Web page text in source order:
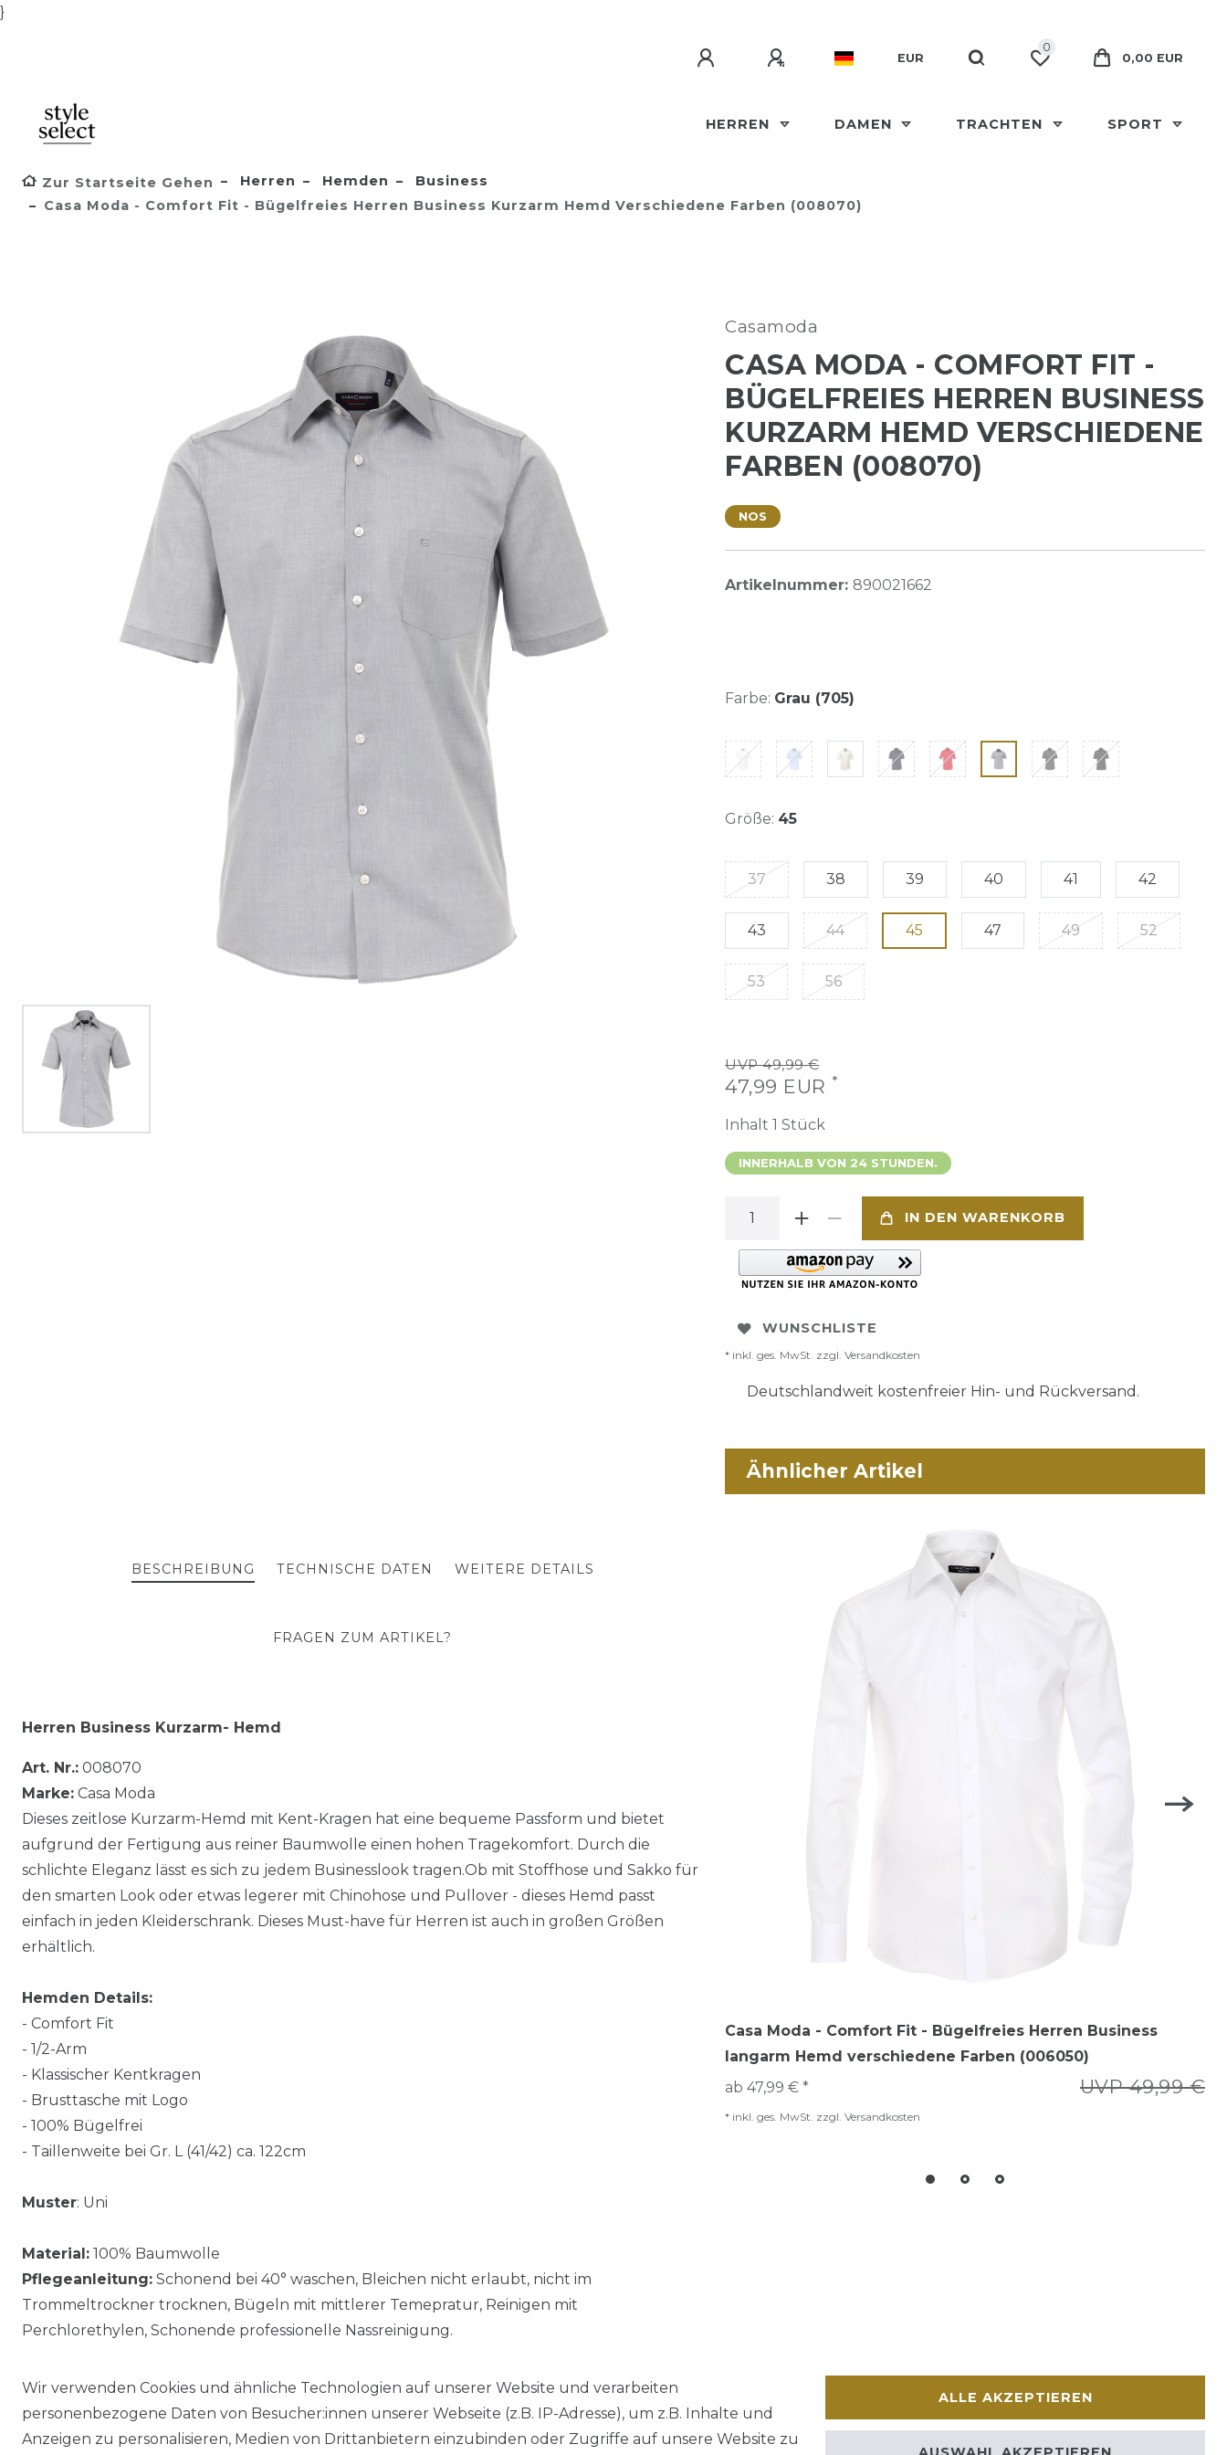
}
EUR
0
0,00 EUR
HERREN DAMEN TRACHTEN SPORT
Zur Startseite Gehen Herren Hemden
Business
Casa Moda - Comfort Fit - Bügelfreies Herren Business Kurzarm Hemd Verschiedene Farben (008070)
Casamoda
CASA MODA - COMFORT FIT -
BÜGELFREIES HERREN BUSINESS
KURZARM HEMD VERSCHIEDENE
FARBEN (008070)
NOS
Artikelnummer: 890021662
Farbe: Grau (705)
Größe: 45
37 38 39 40 41 42
43 44 45 47 49 52
53 56
UVP 49,99 €
47,99 EUR *
Inhalt 1 Stück
INNERHALB VON 24 STUNDEN.
IN DEN WARENKORB
WUNSCHLISTE
* inkl. ges. MwSt. zzgl. Versandkosten
Deutschlandweit kostenfreier Hin- und Rückversand.
BESCHREIBUNG TECHNISCHE DATEN WEITERE DETAILS
FRAGEN ZUM ARTIKEL?
Herren Business Kurzarm- Hemd
Art. Nr.: 008070
Marke: Casa Moda
Dieses zeitlose Kurzarm-Hemd mit Kent-Kragen hat eine bequeme Passform und bietet
aufgrund der Fertigung aus reiner Baumwolle einen hohen Tragekomfort. Durch die
schlichte Eleganz lässt es sich zu jedem Businesslook tragen.Ob mit Stoffhose und Sakko für
den smarten Look oder etwas legerer mit Chinohose und Pullover - dieses Hemd passt
einfach in jeden Kleiderschrank. Dieses Must-have für Herren ist auch in großen Größen
erhältlich.
Hemden Details:
- Comfort Fit
- 1/2-Arm
- Klassischer Kentkragen
- Brusttasche mit Logo
- 100% Bügelfrei
- Taillenweite bei Gr. L (41/42) ca. 122cm
Muster: Uni
Material: 100% Baumwolle
Pflegeanleitung: Schonend bei 40° waschen, Bleichen nicht erlaubt, nicht im
Trommeltrockner trocknen, Bügeln mit mittlerer Temepratur, Reinigen mit
Perchlorethylen, Schonende professionelle Nassreinigung.
Ähnlicher Artikel
Casa Moda - Comfort Fit - Bügelfreies Herren Business
langarm Hemd verschiedene Farben (006050)
UVP 49,99 €
ab 47,99 € *
* inkl. ges. MwSt. zzgl. Versandkosten
Wir verwenden Cookies und ähnliche Technologien auf unserer Website und verarbeiten
personenbezogene Daten von Besucher:innen unserer Webseite (z.B. IP-Adresse), um z.B. Inhalte und
Anzeigen zu personalisieren, Medien von Drittanbietern einzubinden oder Zugriffe auf unsere Website zu
ALLE AKZEPTIEREN